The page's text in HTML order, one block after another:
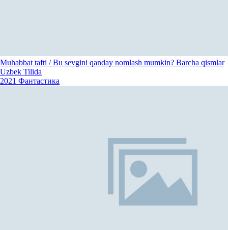
Muhabbat tafti / Bu sevgini qanday nomlash mumkin? Barcha qismlar
Uzbek Tilida
2021 Фантастика